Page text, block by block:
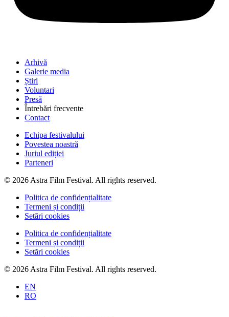
Arhivă
Galerie media
Știri
Voluntari
Presă
Întrebări frecvente
Contact
Echipa festivalului
Povestea noastră
Juriul ediției
Parteneri
© 2026 Astra Film Festival. All rights reserved.
Politica de confidențialitate
Termeni și condiții
Setări cookies
Politica de confidențialitate
Termeni și condiții
Setări cookies
© 2026 Astra Film Festival. All rights reserved.
EN
RO